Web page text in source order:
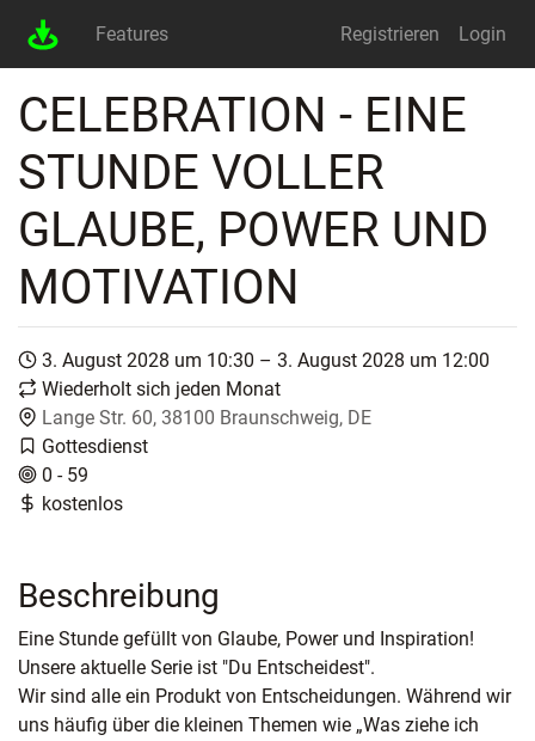
Features Registrieren Login
CELEBRATION - EINE
STUNDE VOLLER
GLAUBE, POWER UND
MOTIVATION
3. August 2028 um 10:30 – 3. August 2028 um 12:00
Wiederholt sich jeden Monat
Lange Str. 60, 38100 Braunschweig, DE
Gottesdienst
0 - 59
kostenlos
Beschreibung
Eine Stunde gefüllt von Glaube, Power und Inspiration!
Unsere aktuelle Serie ist "Du Entscheidest".
Wir sind alle ein Produkt von Entscheidungen. Während wir
uns häufig über die kleinen Themen wie „Was ziehe ich